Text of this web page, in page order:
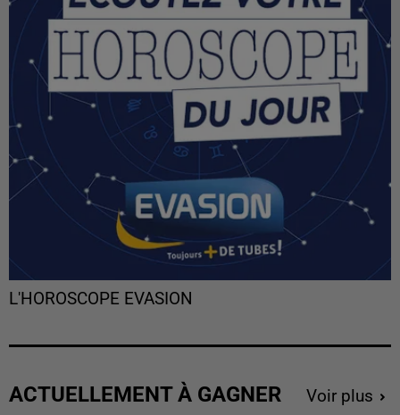
L'HOROSCOPE EVASION
ACTUELLEMENT À GAGNER Voir plus